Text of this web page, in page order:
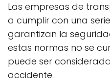
Las empresas de
a cumplir con una
garantizan la
estas normas no se
puede ser
accidente.